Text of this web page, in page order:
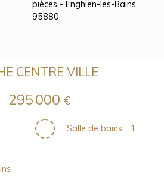
CENTRE VILLE
295 000 €
Salle de bains : 1